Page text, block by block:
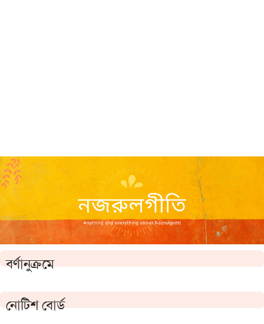
বর্ণানুক্রমে
নোটিশ বোর্ড